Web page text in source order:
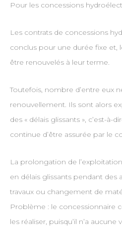
Pour les concessions
Les contrats de concessions
conclus pour une durée fixe et,
être renouvelés à leur terme.
Toutefois, nombre d’entre eux
renouvellement. Ils sont alors
des « délais glissants », c’est-à-
continue d’être assurée par le
La prolongation de
en délais glissants pendant des
travaux ou changement de
Problème : le concessionnaire
les réaliser, puisqu’il n’a